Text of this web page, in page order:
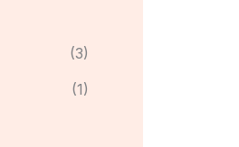
(3)
(1)